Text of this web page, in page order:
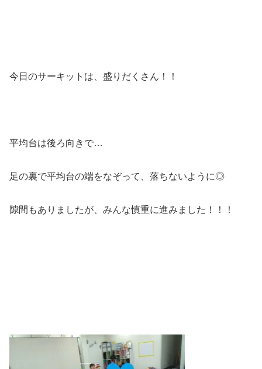
今日のサーキットは、盛りだくさん！！
平均台は後ろ向きで…
足の裏で平均台の端をなぞって、落ちないように◎
隙間もありましたが、みんな慎重に進みました！！！